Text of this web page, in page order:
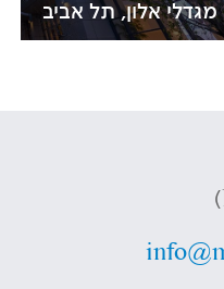
מגדלי אלון, תל אביב